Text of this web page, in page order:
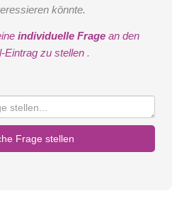
könnte.
individuelle Frage an den
Eintrag zu stellen .
Frage stellen